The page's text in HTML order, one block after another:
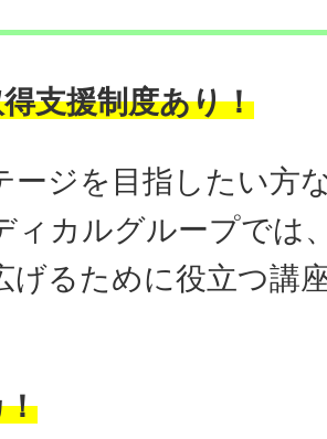
支援制度あり！
ージを目指したい方
ィカルグループでは
げるために役立つ講